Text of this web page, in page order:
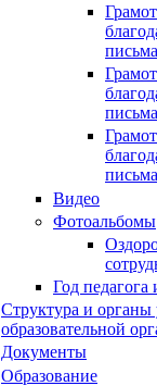
Видео
Фотоальбомы
Год педагога
Структура и органы
образовательной
Документы
Образование